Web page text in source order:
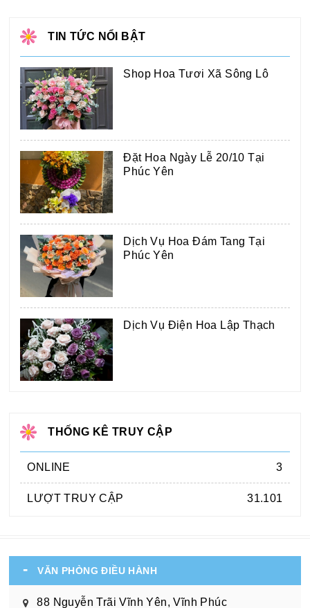
TIN TỨC NỔI BẬT
Shop Hoa Tươi Xã Sông Lô
Đặt Hoa Ngày Lễ 20/10 Tại
Phúc Yên
Dịch Vụ Hoa Đám Tang Tại
Phúc Yên
Dịch Vụ Điện Hoa Lập Thạch
THỐNG KÊ TRUY CẬP
ONLINE 3
LƯỢT TRUY CẬP 31.101
VĂN PHÒNG ĐIỀU HÀNH
88 Nguyễn Trãi Vĩnh Yên, Vĩnh Phúc